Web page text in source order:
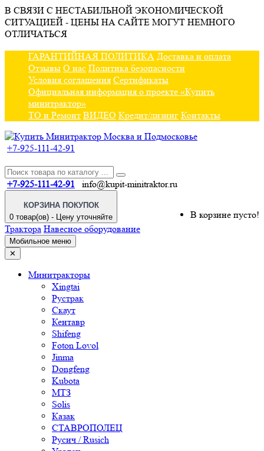
В СВЯЗИ С НЕСТАБИЛЬНОЙ ЭКОНОМИЧЕСКОЙ
СИТУАЦИЕЙ - ЦЕНЫ НА САЙТЕ МОГУТ НЕМНОГО
ОТЛИЧАТЬСЯ
ГАРАНТИЙНАЯ ПОЛИТИКА Доставка и оплата
Отзывы О нас Политика безопасности
Условия соглашения Сертификаты
Официальная информация о проекте «Купить
минитрактор»
ТО и Ремонт ВИДЕО Кредит/лизинг Контакты
+7-925-111-42-91
+7-925-111-42-91 info@kupit-minitraktor.ru
КОРЗИНА ПОКУПОК
0 товар(ов) - Цену уточняйте
В корзине пусто!
Трактора Навесное оборудование
Мобильное меню
✕
Минитракторы
Xingtai
Рустрак
Скаут
Кентавр
Shifeng
Foton Lovol
Jinma
Dongfeng
Kubota
МТЗ
Solis
Казак
СТАВРОПОЛЕЦ
Русич / Rusich